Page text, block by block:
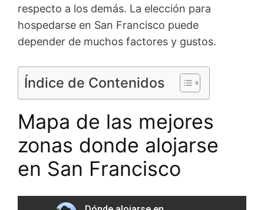
respecto a los demás. La elección para
hospedarse en San Francisco puede
depender de muchos factores y gustos.
Índice de Contenidos
Mapa de las mejores
zonas donde alojarse
en San Francisco